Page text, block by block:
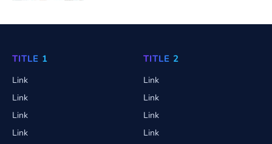
TITLE 1
Link
Link
Link
Link
TITLE 2
Link
Link
Link
Link